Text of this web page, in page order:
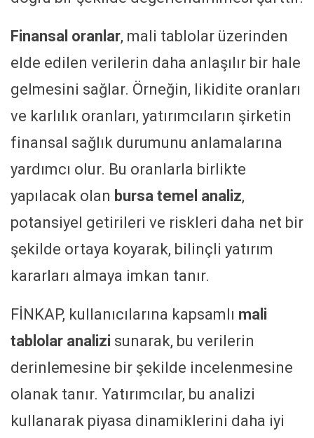
Finansal oranlar, mali tablolar üzerinden
elde edilen verilerin daha anlaşılır bir hale
gelmesini sağlar. Örneğin, likidite oranları
ve karlılık oranları, yatırımcıların şirketin
finansal sağlık durumunu anlamalarına
yardımcı olur. Bu oranlarla birlikte
yapılacak olan bursa temel analiz,
potansiyel getirileri ve riskleri daha net bir
şekilde ortaya koyarak, bilinçli yatırım
kararları almaya imkan tanır.
FİNKAP, kullanıcılarına kapsamlı mali
tablolar analizi sunarak, bu verilerin
derinlemesine bir şekilde incelenmesine
olanak tanır. Yatırımcılar, bu analizi
kullanarak piyasa dinamiklerini daha iyi